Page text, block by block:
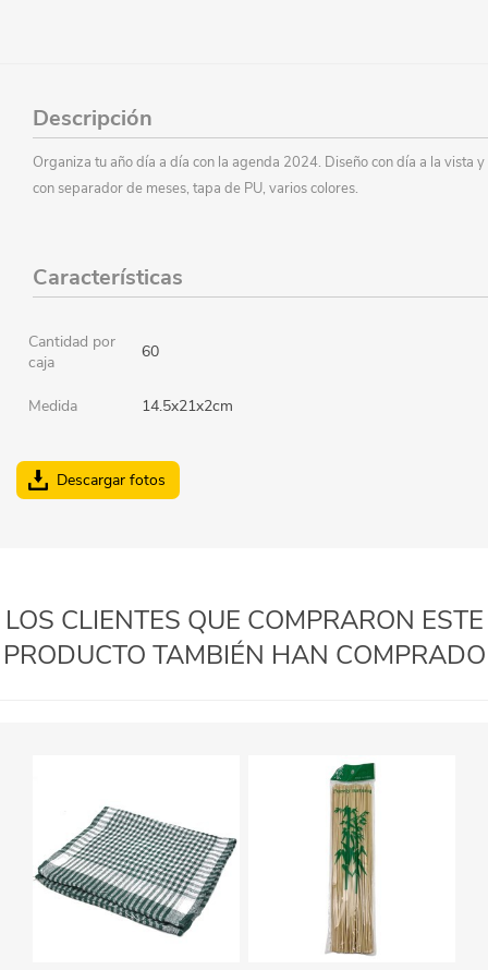
Descripción
Organiza tu año día a día con la agenda 2024. Diseño con día a la vista y
con separador de meses, tapa de PU, varios colores.
Características
Cantidad por
caja
60
Medida 14.5x21x2cm
Descargar fotos
LOS CLIENTES QUE COMPRARON ESTE
PRODUCTO TAMBIÉN HAN COMPRADO